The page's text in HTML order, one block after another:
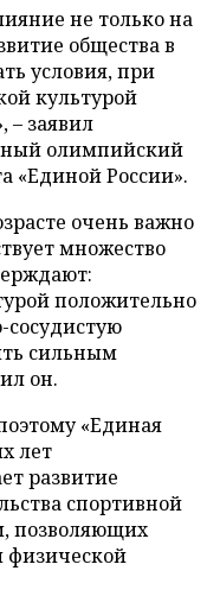
не только на
общества в
условия, при
культурой
– заявил
олимпийский
«Единой России».
очень важно
множество
положительно
сосудистую
сильным
он.
«Единая
лет
развитие
спортивной
позволяющих
физической